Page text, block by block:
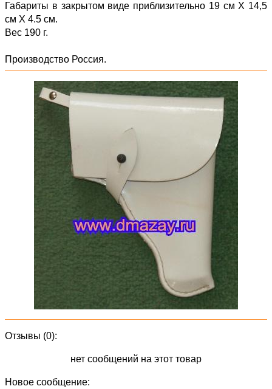
Габариты в закрытом виде приблизительно 19 см Х 14,5
см Х 4.5 см.
Вес 190 г.
Производство Россия.
Отзывы (0):
нет сообщений на этот товар
Новое сообщение: